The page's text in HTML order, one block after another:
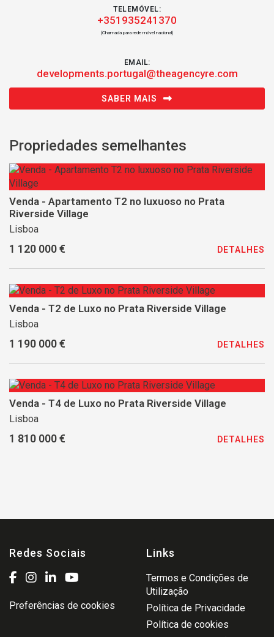
TELEMÓVEL:
+351935241370
(Chamada para rede móvel nacional)
EMAIL:
developments.portugal@theagencyre.com
SABER MAIS
Propriedades semelhantes
Venda - Apartamento T2 no luxuoso no Prata
Riverside Village
Lisboa
1 120 000 € DETALHES
Venda - T2 de Luxo no Prata Riverside Village
Lisboa
1 190 000 € DETALHES
Venda - T4 de Luxo no Prata Riverside Village
Lisboa
1 810 000 € DETALHES
Redes Sociais
Preferências de cookies
Links
Termos e Condições de
Utilização
Política de Privacidade
Política de cookies